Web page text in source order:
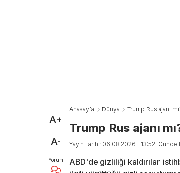
A+
A-
Yorum
Anasayfa Dünya Trump Rus ajanı
Trump Rus ajanı
Yayın Tarihi: 06.08.2026 - 13:52 |
ABD'de gizliliği kaldırılan